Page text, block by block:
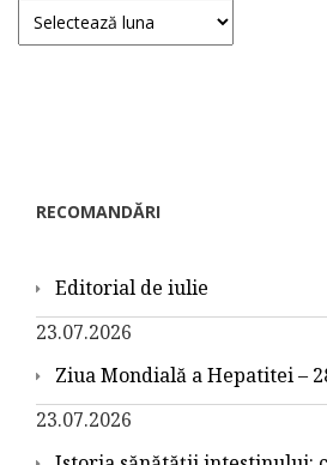
Arhive
RECOMANDĂRI
Editorial de iulie
23.07.2026
Ziua Mondială a Hepatitei –
23.07.2026